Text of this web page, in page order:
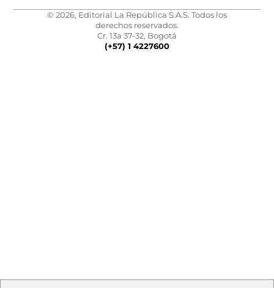
© 2026, Editorial La República S.A.S. Todos los
derechos reservados.
Cr. 13a 37-32, Bogotá
(+57) 1 4227600